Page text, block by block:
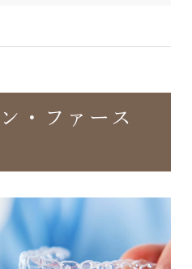
・ファース